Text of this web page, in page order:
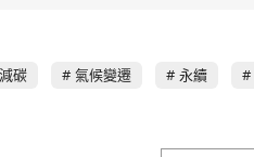
減碳 氣候變遷 永續